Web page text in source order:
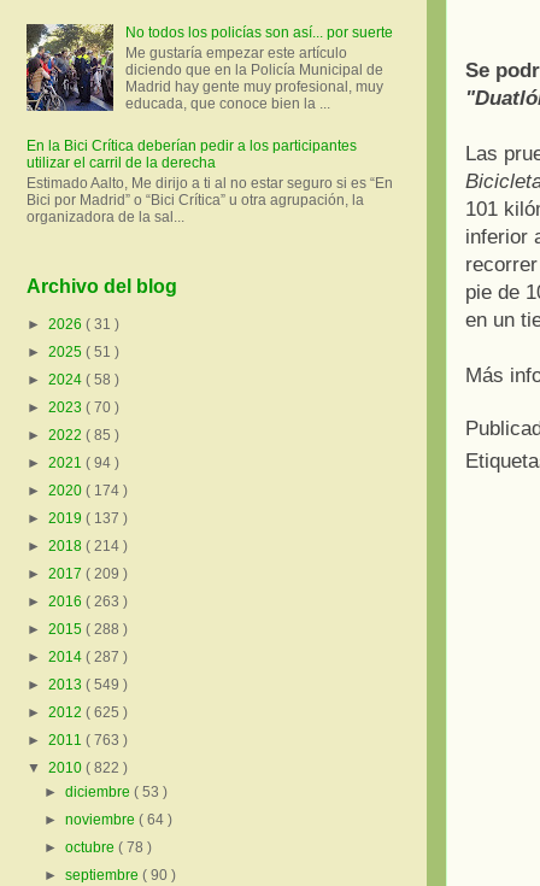
Se
Las
101
inferior
pie de
en un
Más
No todos los policías son así... por suerte
Me gustaría empezar este artículo
diciendo que en la Policía Municipal de
Madrid hay gente muy profesional, muy
educada, que conoce bien la ...
En la Bici Crítica deberían pedir a los participantes
utilizar el carril de la derecha
Estimado Aalto, Me dirijo a ti al no estar seguro si es “En
Bici por Madrid” o “Bici Crítica” u otra agrupación, la
organizadora de la sal...
Archivo del blog
► 2026 ( 31 )
► 2025 ( 51 )
► 2024 ( 58 )
► 2023 ( 70 )
► 2022 ( 85 )
► 2021 ( 94 )
► 2020 ( 174 )
► 2019 ( 137 )
► 2018 ( 214 )
► 2017 ( 209 )
► 2016 ( 263 )
► 2015 ( 288 )
► 2014 ( 287 )
► 2013 ( 549 )
► 2012 ( 625 )
► 2011 ( 763 )
▼ 2010 ( 822 )
►diciembre( 53 )
►noviembre( 64 )
►octubre( 78 )
►septiembre( 90 )